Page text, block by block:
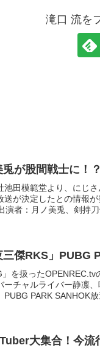
滝口 流を
兎が股間戦士に！
池田模範堂より、にじ
送が決定したとの情報
演者：月ノ美兎、剣持
三傑RKS」PUBG
」を扱った
ーチャルライバー静凛
PUBG PARK SANHOK放
大集合！今流